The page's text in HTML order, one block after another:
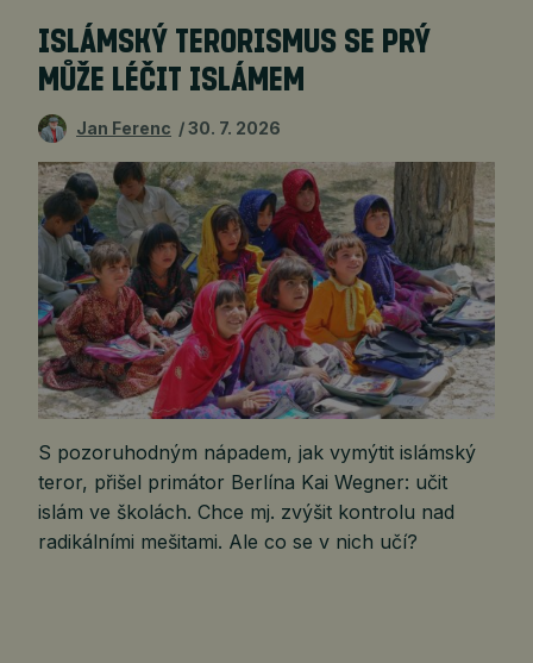
ISLÁMSKÝ TERORISMUS SE PRÝ
MŮŽE LÉČIT ISLÁMEM
Jan Ferenc 30. 7. 2026
S pozoruhodným nápadem, jak vymýtit islámský
teror, přišel primátor Berlína Kai Wegner: učit
islám ve školách. Chce mj. zvýšit kontrolu nad
radikálními mešitami. Ale co se v nich učí?